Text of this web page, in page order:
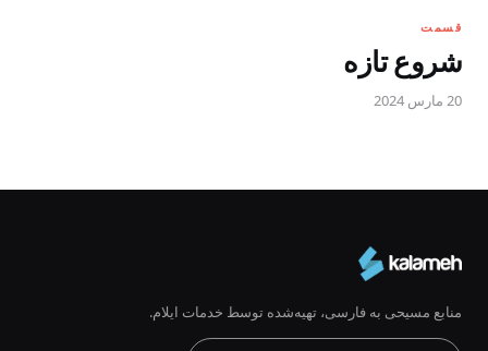
قسمت
شروع تازه
20 مارس 2024
منابع مسیحی به فارسی، تهیه‌شده توسط خدمات ایلام.